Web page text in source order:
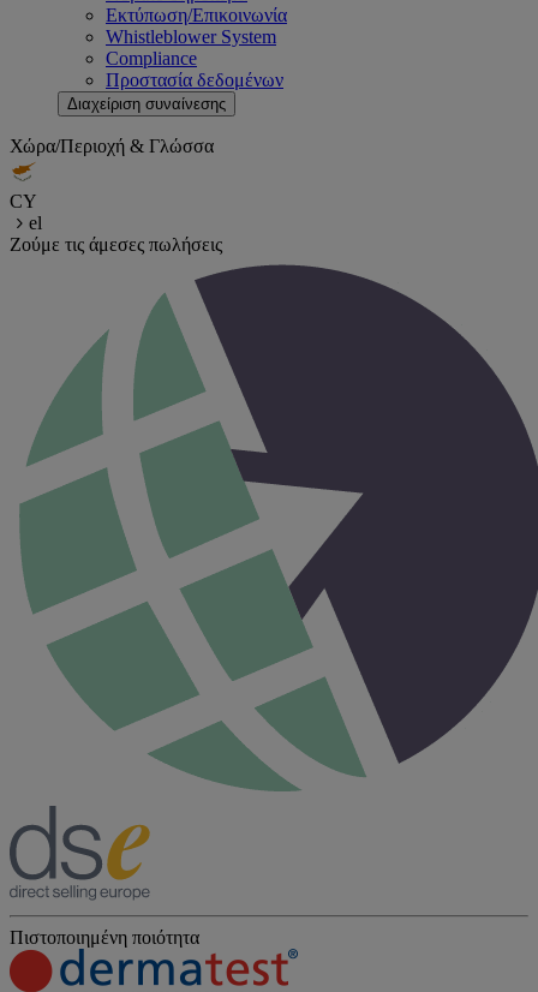
Εκτύπωση/Επικοινωνία
Whistleblower System
Compliance
Προστασία δεδομένων
Διαχείριση συναίνεσης
Χώρα/Περιοχή & Γλώσσα
CY
el
Ζούμε τις άμεσες πωλήσεις
Πιστοποιημένη ποιότητα